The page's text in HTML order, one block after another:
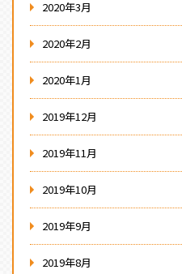
2020年3月
2020年2月
2020年1月
2019年12月
2019年11月
2019年10月
2019年9月
2019年8月